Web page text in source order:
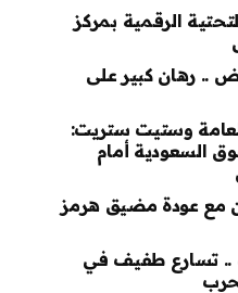
الرقمية بمركز
.. رهان كبير على
وستيت ستريت:
السعودية أمام
مع عودة مضيق هرمز
.. تسارع طفيف في